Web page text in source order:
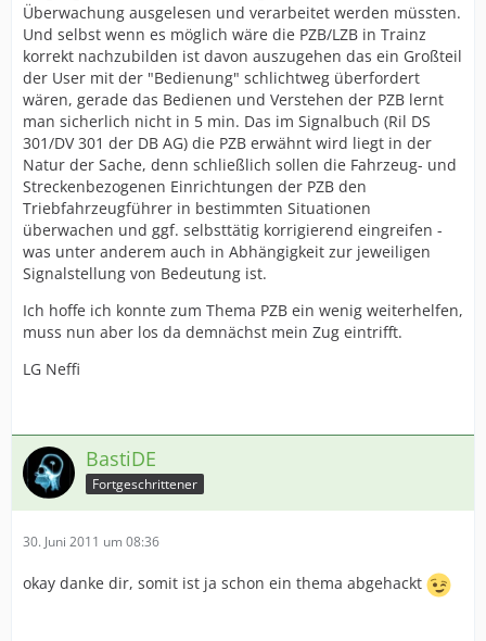
Überwachung ausgelesen und verarbeitet werden müssten.
Und selbst wenn es möglich wäre die PZB/LZB in Trainz
korrekt nachzubilden ist davon auszugehen das ein Großteil
der User mit der "Bedienung" schlichtweg überfordert
wären, gerade das Bedienen und Verstehen der PZB lernt
man sicherlich nicht in 5 min. Das im Signalbuch (Ril DS
301/DV 301 der DB AG) die PZB erwähnt wird liegt in der
Natur der Sache, denn schließlich sollen die Fahrzeug- und
Streckenbezogenen Einrichtungen der PZB den
Triebfahrzeugführer in bestimmten Situationen
überwachen und ggf. selbsttätig korrigierend eingreifen -
was unter anderem auch in Abhängigkeit zur jeweiligen
Signalstellung von Bedeutung ist.
Ich hoffe ich konnte zum Thema PZB ein wenig weiterhelfen,
muss nun aber los da demnächst mein Zug eintrifft.
LG Neffi
BastiDE
Fortgeschrittener
30. Juni 2011 um 08:36
okay danke dir, somit ist ja schon ein thema abgehackt